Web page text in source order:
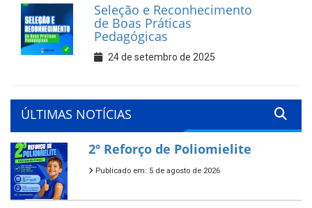
Seleção e Reconhecimento
de Boas Práticas
Pedagógicas
24 de setembro de 2025
ÚLTIMAS NOTÍCIAS
2º Reforço de Poliomielite
Publicado em: 5 de agosto de 2026